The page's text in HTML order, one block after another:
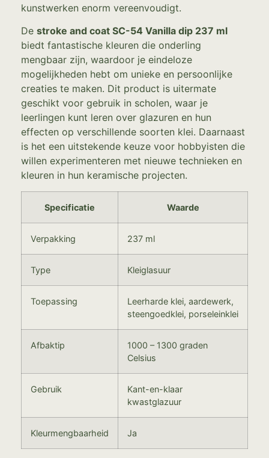
kunstwerken enorm vereenvoudigt.
De stroke and coat SC-54 Vanilla dip 237 ml
biedt fantastische kleuren die onderling
mengbaar zijn, waardoor je eindeloze
mogelijkheden hebt om unieke en persoonlijke
creaties te maken. Dit product is uitermate
geschikt voor gebruik in scholen, waar je
leerlingen kunt leren over glazuren en hun
effecten op verschillende soorten klei. Daarnaast
is het een uitstekende keuze voor hobbyisten die
willen experimenteren met nieuwe technieken en
kleuren in hun keramische projecten.
Specificatie Waarde
Verpakking 237 ml
Type Kleiglasuur
Toepassing
Leerharde klei, aardewerk,
steengoedklei, porseleinklei
Afbaktip
1000 – 1300 graden
Celsius
Gebruik
Kant-en-klaar
kwastglazuur
Kleurmengbaarheid Ja